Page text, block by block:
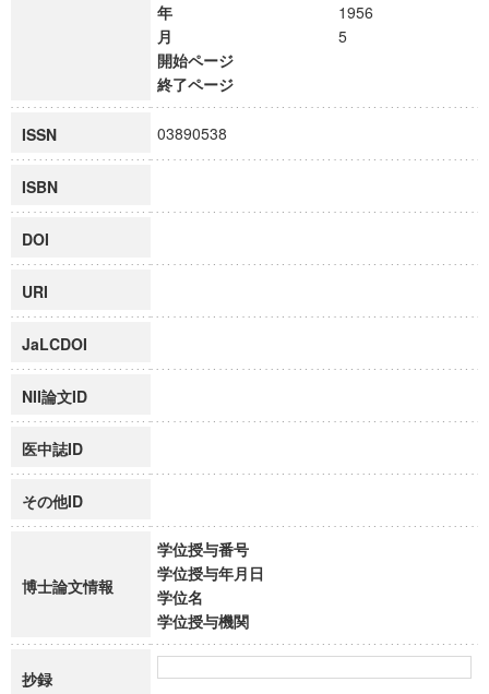
年
1956
月
5
開始ページ
終了ページ
ISSN 03890538
ISBN
DOI
URI
JaLCDOI
NII論文ID
医中誌ID
その他ID
博士論文情報
学位授与番号
学位授与年月日
学位名
学位授与機関
抄録